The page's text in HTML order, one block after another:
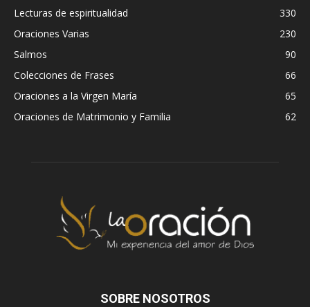
Lecturas de espiritualidad
330
Oraciones Varias
230
Salmos
90
Colecciones de Frases
66
Oraciones a la Virgen María
65
Oraciones de Matrimonio y Familia
62
SOBRE NOSOTROS